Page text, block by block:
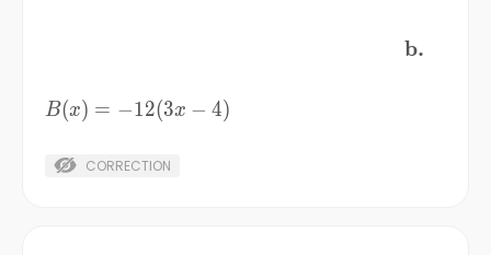
\bf{b.}
b.
B(x)=-12(3x-
B(x) = −12(3x − 4)
CORRECTION